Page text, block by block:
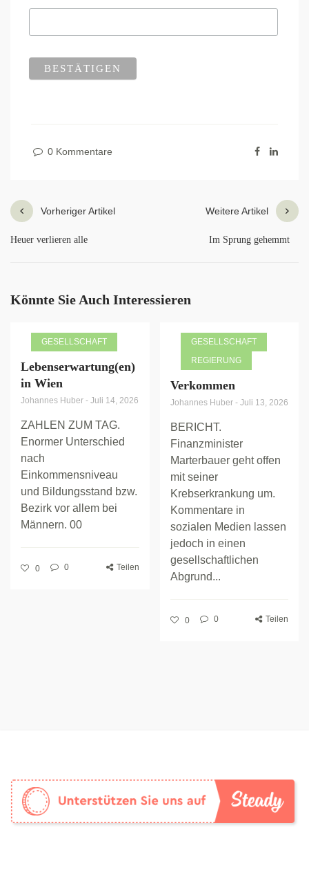
0 Kommentare
Vorheriger Artikel
Heuer verlieren alle
Weitere Artikel
Im Sprung gehemmt
Könnte Sie Auch Interessieren
GESELLSCHAFT
Lebenserwartung(en)
in Wien
Johannes Huber - Juli 14, 2026
ZAHLEN ZUM TAG.
Enormer Unterschied
nach
Einkommensniveau
und Bildungsstand bzw.
Bezirk vor allem bei
Männern. 00
0 0 Teilen
GESELLSCHAFT
REGIERUNG
Verkommen
Johannes Huber - Juli 13, 2026
BERICHT.
Finanzminister
Marterbauer geht offen
mit seiner
Krebserkrankung um.
Kommentare in
sozialen Medien lassen
jedoch in einen
gesellschaftlichen
Abgrund...
0 0 Teilen